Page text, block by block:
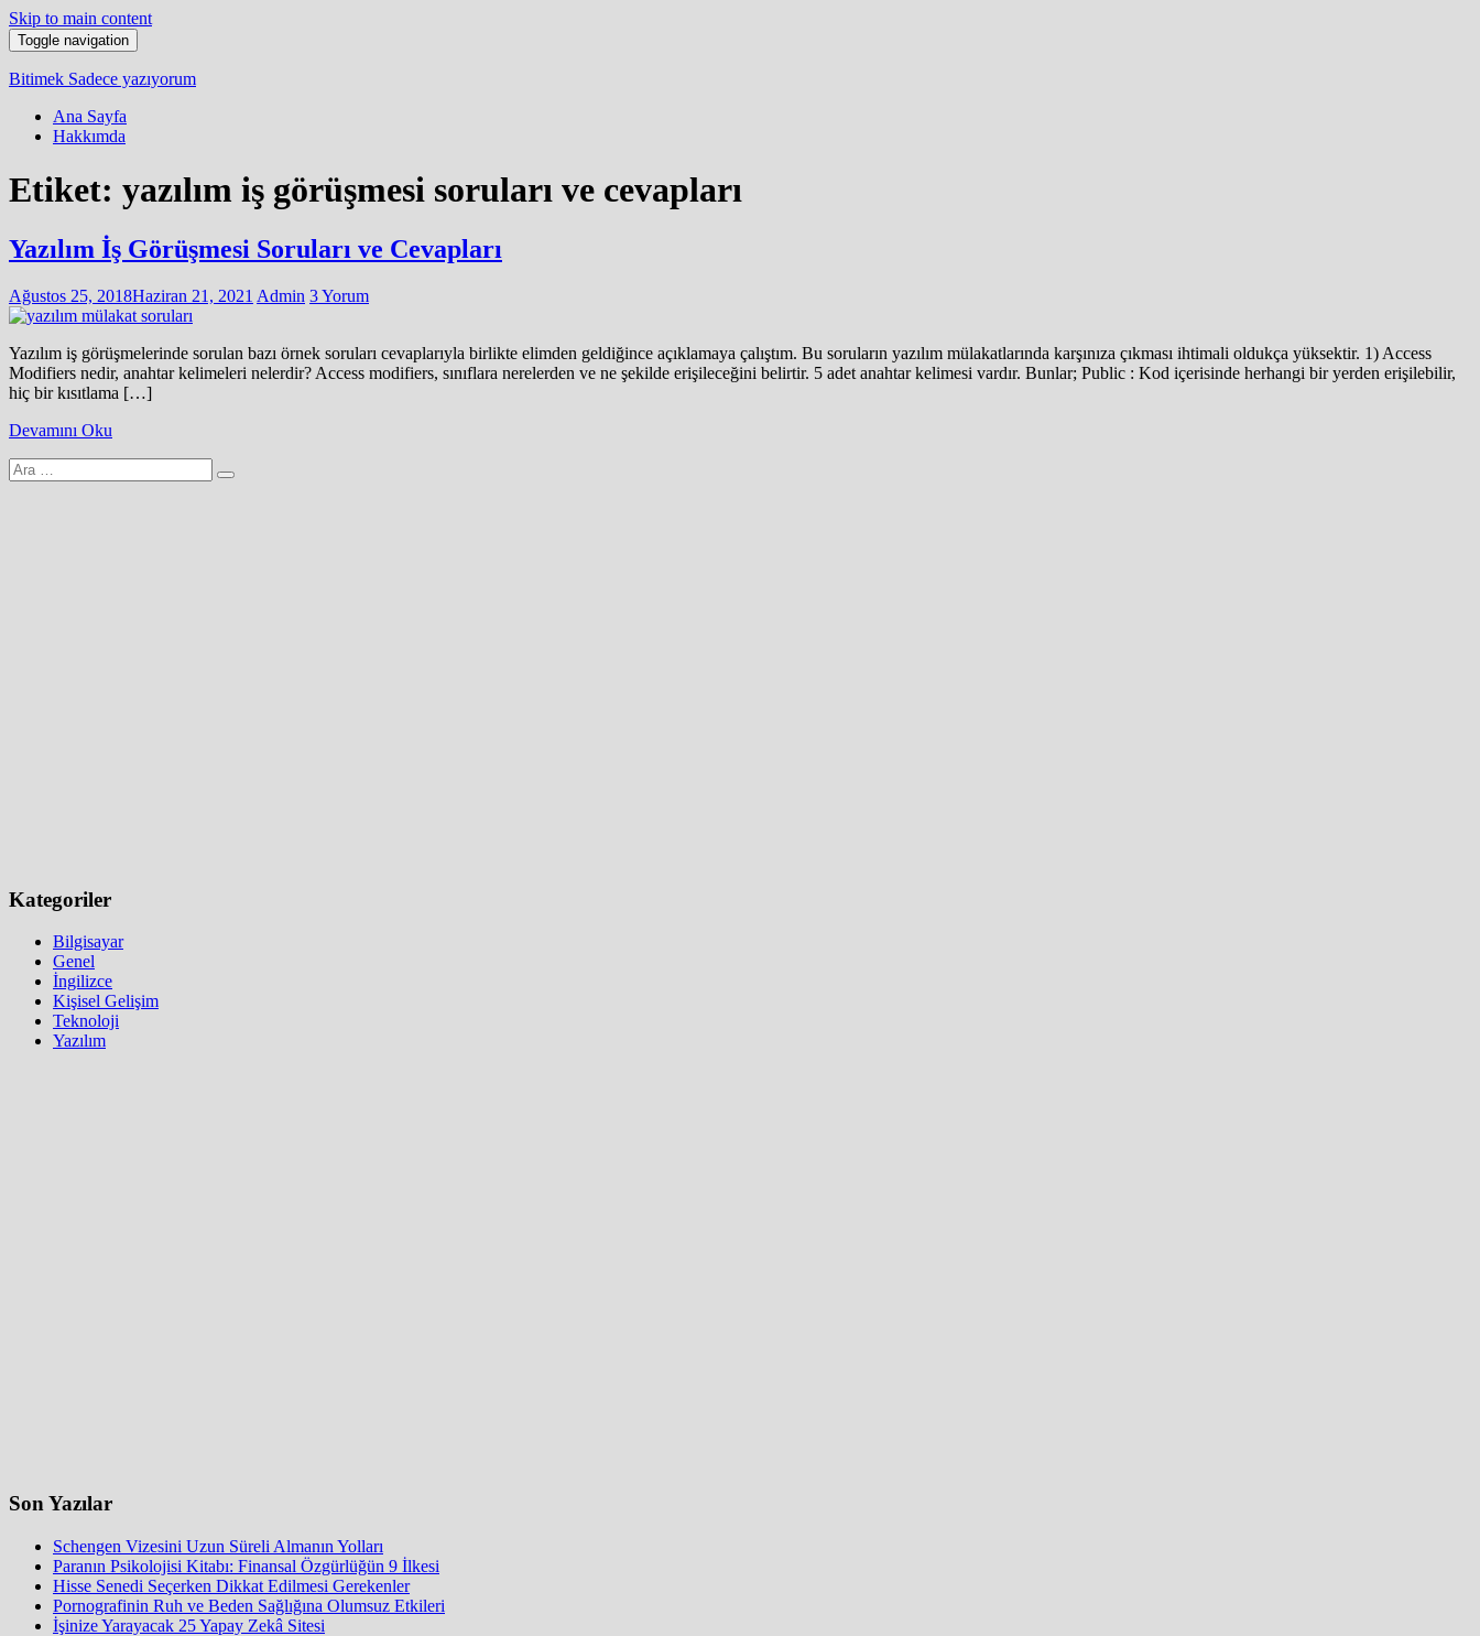
Skip to main content
Toggle navigation
Bitimek Sadece yazıyorum
Ana Sayfa
Hakkımda
Etiket: yazılım iş görüşmesi soruları ve cevapları
Yazılım İş Görüşmesi Soruları ve Cevapları
Ağustos 25, 2018Haziran 21, 2021 Admin 3 Yorum
Yazılım iş görüşmelerinde sorulan bazı örnek soruları cevaplarıyla birlikte elimden geldiğince açıklamaya çalıştım. Bu soruların yazılım mülakatlarında karşınıza çıkması ihtimali oldukça yüksektir. 1) Access
Modifiers nedir, anahtar kelimeleri nelerdir? Access modifiers, sınıflara nerelerden ve ne şekilde erişileceğini belirtir. 5 adet anahtar kelimesi vardır. Bunlar; Public : Kod içerisinde herhangi bir yerden erişilebilir,
hiç bir kısıtlama […]
Devamını Oku
Arama
yap:
Kategoriler
Bilgisayar
Genel
İngilizce
Kişisel Gelişim
Teknoloji
Yazılım
Son Yazılar
Schengen Vizesini Uzun Süreli Almanın Yolları
Paranın Psikolojisi Kitabı: Finansal Özgürlüğün 9 İlkesi
Hisse Senedi Seçerken Dikkat Edilmesi Gerekenler
Pornografinin Ruh ve Beden Sağlığına Olumsuz Etkileri
İşinize Yarayacak 25 Yapay Zekâ Sitesi